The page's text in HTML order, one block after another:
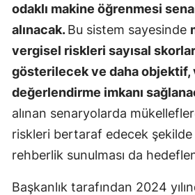
odaklı makine öğrenmesi
alınacak.Bu sistem sayesinde
vergisel riskleri sayısal
gösterilecek ve daha objektif,
değerlendirme imkanı
alınan senaryolarda
riskleri bertaraf edecek
rehberlik sunulması da
Başkanlık tarafından 2024